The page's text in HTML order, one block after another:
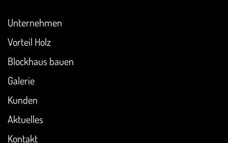
Unternehmen
Vorteil Holz
Blockhaus bauen
Galerie
Kunden
Aktuelles
Kontakt